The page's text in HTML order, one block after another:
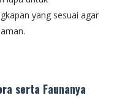
yang sesuai agar
serta Faunanya